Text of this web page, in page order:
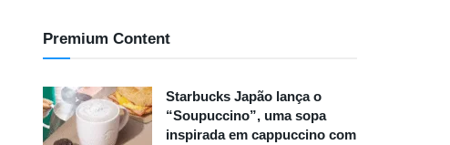
Premium Content
Starbucks Japão lança o
“Soupuccino”, uma sopa
inspirada em cappuccino com